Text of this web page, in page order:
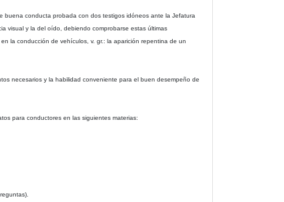
buena conducta probada con dos testigos idóneos ante la Jefatura
visual y la del oído, debiendo comprobarse estas últimas
la conducción de vehículos, v. gr.: la aparición repentina de un
necesarios y la habilidad conveniente para el buen desempeño de
para conductores en las siguientes materias: